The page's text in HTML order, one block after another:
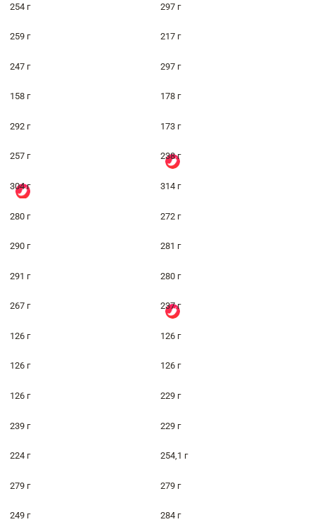
254 г 297 г
259 г 217 г
247 г 297 г
158 г 178 г
292 г 173 г
257 г 238 г
304 г 314 г
280 г 272 г
290 г 281 г
291 г 280 г
267 г 237 г
126 г 126 г
126 г 126 г
126 г 229 г
239 г 229 г
224 г 254,1 г
279 г 279 г
249 г 284 г